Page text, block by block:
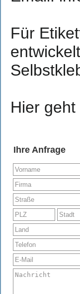
Für
Hier
Ihre Anfrage